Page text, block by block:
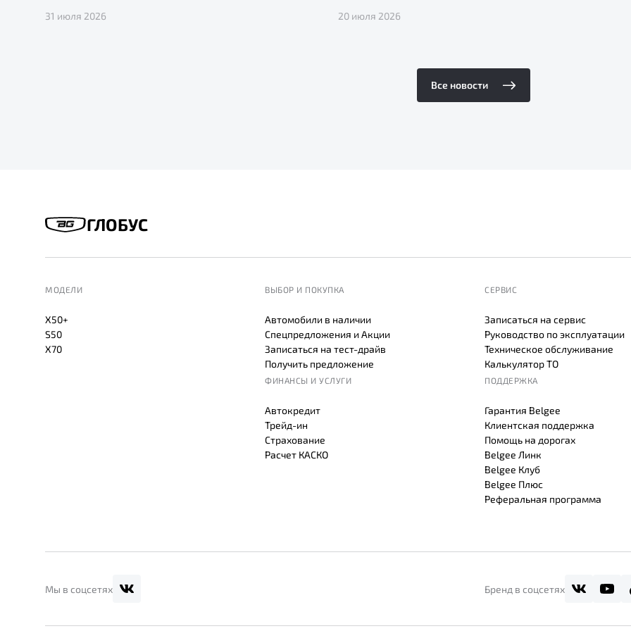
31 июля 2026 20 июля 2026
Все новости
ГЛОБУС
МОДЕЛИ
X50+
S50
X70
ВЫБОР И ПОКУПКА
Автомобили в наличии
Спецпредложения и Акции
Записаться на тест-драйв
Получить предложение
ФИНАНСЫ И УСЛУГИ
Автокредит
Трейд-ин
Страхование
Расчет КАСКО
СЕРВИС
Записаться на сервис
Руководство по эксплуатации
Техническое обслуживание
Калькулятор ТО
ПОДДЕРЖКА
Гарантия Belgee
Клиентская поддержка
Помощь на дорогах
Belgee Линк
Belgee Клуб
Belgee Плюс
Реферальная программа
Мы в соцсетях Бренд в соцсетях